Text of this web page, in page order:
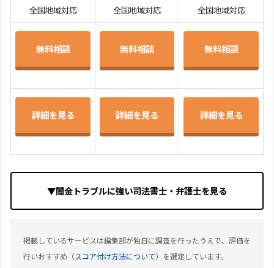
全国地域対応 全国地域対応 全国地域対応
無料相談 無料相談 無料相談
詳細を見る 詳細を見る 詳細を見る
▼闇金トラブルに強い司法書士・弁護士を見る
掲載しているサービスは編集部が独自に調査を行ったうえで、評価を
行いおすすめ（スコア付け方法について）を選定しています。